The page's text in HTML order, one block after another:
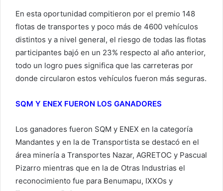
En esta oportunidad compitieron por el premio 148
flotas de transportes y poco más de 4600 vehículos
distintos y a nivel general, el riesgo de todas las flotas
participantes bajó en un 23% respecto al año anterior,
todo un logro pues significa que las carreteras por
donde circularon estos vehículos fueron más seguras.
SQM Y ENEX FUERON LOS GANADORES
Los ganadores fueron SQM y ENEX en la categoría
Mandantes y en la de Transportista se destacó en el
área minería a Transportes Nazar, AGRETOC y Pascual
Pizarro mientras que en la de Otras Industrias el
reconocimiento fue para Benumapu, IXXOs y